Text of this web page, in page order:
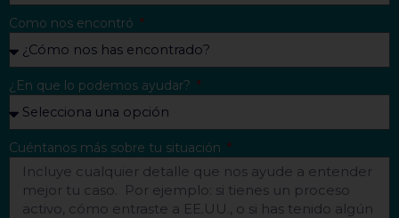
Como nos encontró
¿En que lo podemos ayudar?
Cuéntanos más sobre tu situación